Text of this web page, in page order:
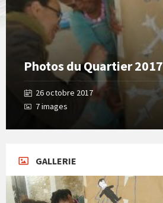
Photos du Quartier 2017
26 octobre 2017
7 images
GALLERIE